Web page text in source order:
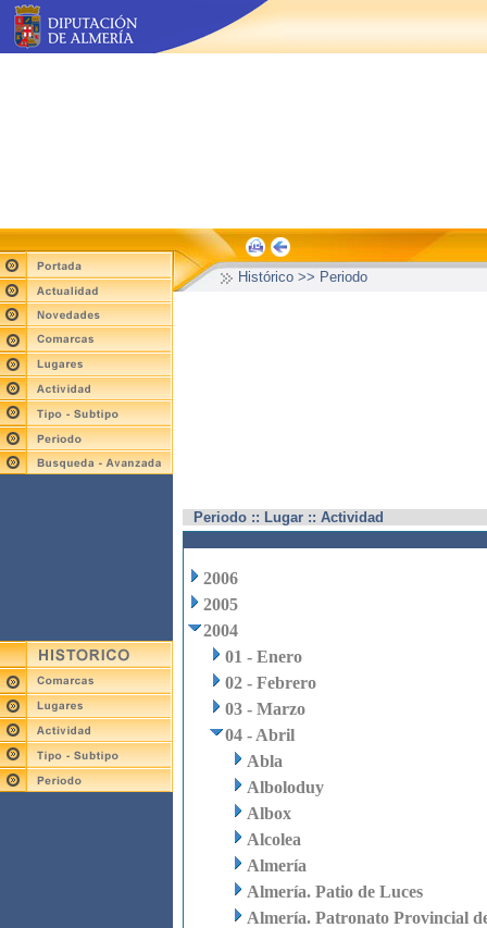
Histórico >> Periodo
Periodo :: Lugar :: Actividad
2006
2005
2004
01 - Enero
02 - Febrero
03 - Marzo
04 - Abril
Abla
Alboloduy
Albox
Alcolea
Almería
Almería. Patio de Luces
Almería. Patronato Provincial